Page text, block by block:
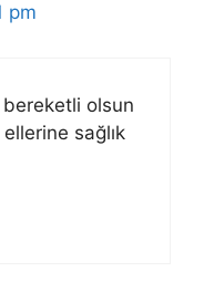
pm
olsun
sağlık